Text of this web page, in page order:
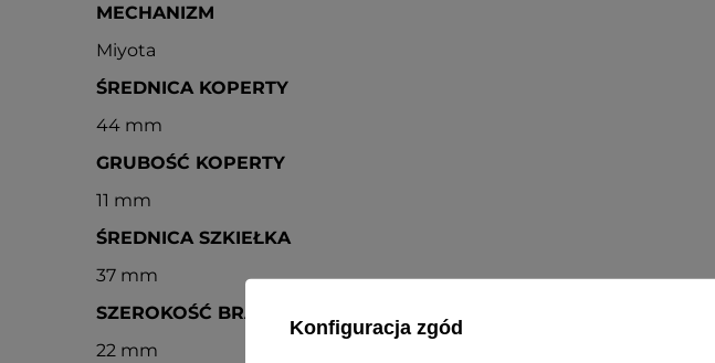
MECHANIZM
Miyota
ŚREDNICA KOPERTY
44 mm
GRUBOŚĆ KOPERTY
11 mm
ŚREDNICA SZKIEŁKA
37 mm
SZEROKOŚĆ BRANSOLETY PRZY KOPERCIE
22 mm
Konfiguracja zgód